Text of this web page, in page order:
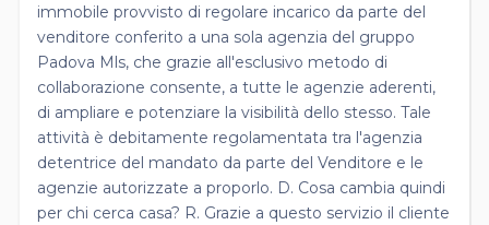
immobile provvisto di regolare incarico da parte del
venditore conferito a una sola agenzia del gruppo
Padova Mls, che grazie all'esclusivo metodo di
collaborazione consente, a tutte le agenzie aderenti,
di ampliare e potenziare la visibilità dello stesso. Tale
attività è debitamente regolamentata tra l'agenzia
detentrice del mandato da parte del Venditore e le
agenzie autorizzate a proporlo. D. Cosa cambia quindi
per chi cerca casa? R. Grazie a questo servizio il cliente